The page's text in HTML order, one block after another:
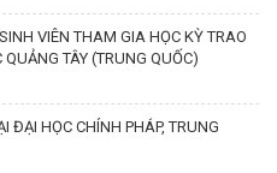
VIÊN THAM GIA HỌC KỲ TRAO
TÂY (TRUNG QUỐC)
ĐẠI HỌC CHÍNH PHÁP, TRUNG